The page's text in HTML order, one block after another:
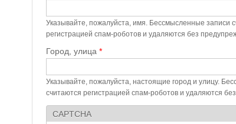
Указывайте, пожалуйста, имя. Бессмысленные записи
регистрацией спам-роботов и удаляются без
Город, улица *
Указывайте, пожалуйста, настоящие город и улицу.
считаются регистрацией спам-роботов и удаляются
CAPTCHA